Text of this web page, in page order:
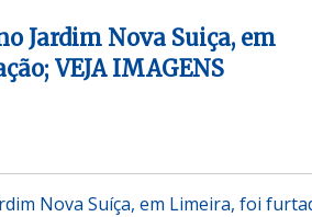
Jardim Nova Suiça, em
VEJA IMAGENS
Nova Suíça, em Limeira, foi